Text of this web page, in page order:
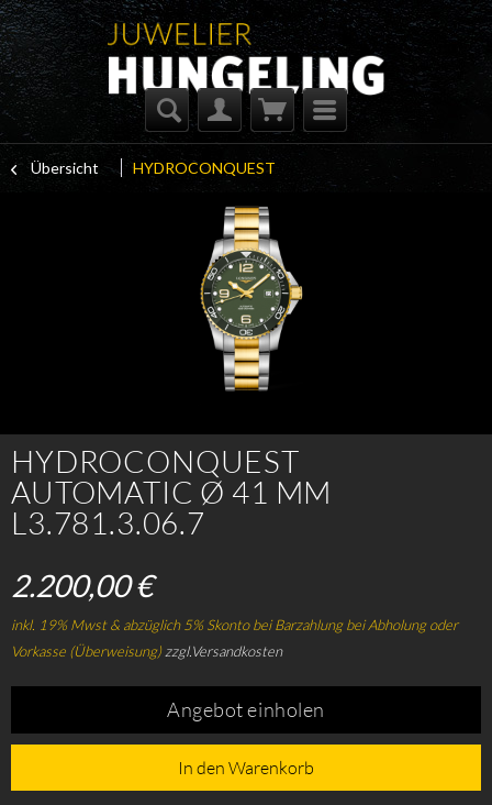
Übersicht HYDROCONQUEST
HYDROCONQUEST
AUTOMATIC Ø 41 MM
L3.781.3.06.7
2.200,00 €
inkl. 19% Mwst & abzüglich 5% Skonto bei Barzahlung bei Abholung oder
Vorkasse (Überweisung)zzgl.Versandkosten
Angebot einholen
In den Warenkorb